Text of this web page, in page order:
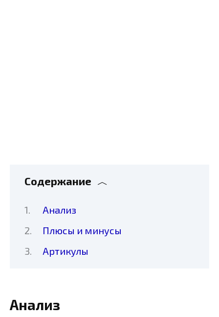
Содержание
Анализ
Плюсы и минусы
Артикулы
Анализ